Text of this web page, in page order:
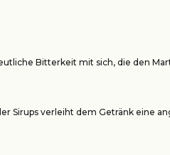
Bitterkeit mit sich, die den
Sirups verleiht dem Getränk eine